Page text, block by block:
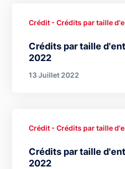
Crédits par taille
2022
Crédit - Crédits par taille
13 Juillet 2022
Crédits par taille
2022
Crédit - Crédits par taille